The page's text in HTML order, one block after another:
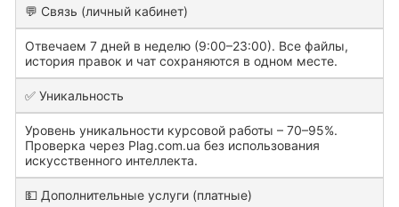
💬 Связь (личный кабинет)
Отвечаем 7 дней в неделю (9:00–23:00). Все файлы,
история правок и чат сохраняются в одном месте.
✅ Уникальность
Уровень уникальности курсовой работы – 70–95%.
Проверка через Plag.com.ua без использования
искусственного интеллекта.
💵 Дополнительные услуги (платные)